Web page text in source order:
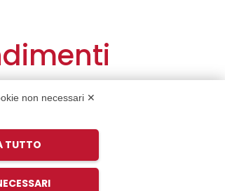
non necessari ✕
TUTTO